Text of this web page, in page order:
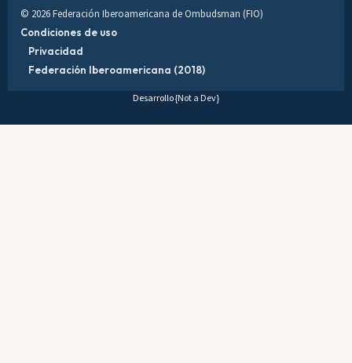
© 2026 Federación Iberoamericana de Ombudsman (FIO)
Condiciones de uso
Privacidad
Federación Iberoamericana (2018)
Desarrollo{Not a Dev}